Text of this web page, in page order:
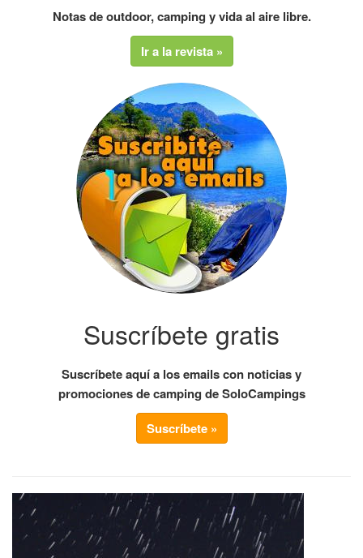
Notas de outdoor, camping y vida al aire libre.
Ir a la revista »
Suscríbete gratis
Suscríbete aquí a los emails con noticias y
promociones de camping de SoloCampings
Suscríbete »